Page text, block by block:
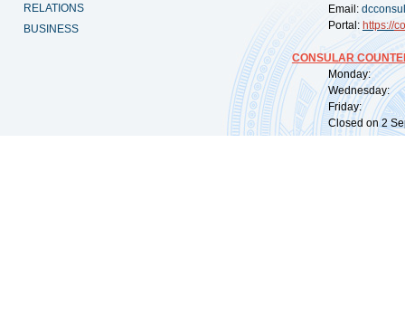
RELATIONS
BUSINESS
Email:
Portal: https://
CONSULAR
Monday:
Wednesday:
Friday:
Closed on 2